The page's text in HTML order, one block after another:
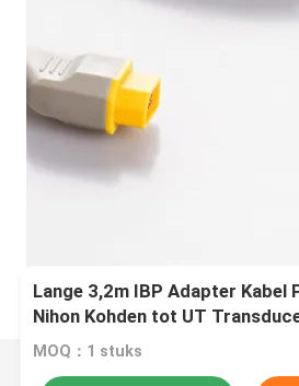
Lange 3,2m IBP Adapter
Nihon Kohden tot UT
MOQ：1 stuks